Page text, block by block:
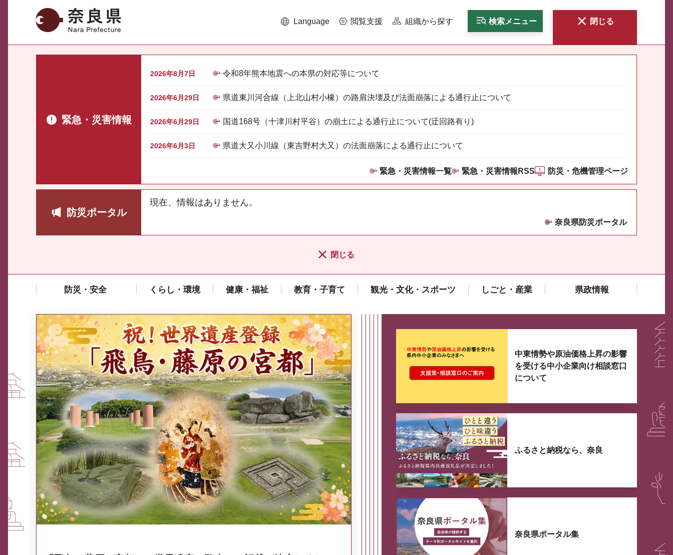
奈良県 Language 閲覧支援 組織から探す 検索メニュー 閉じる
緊急・災害情報
2026年8月7日 令和8年熊本地震への本県の対応等について
2026年6月29日 県道東川河合線（上北山村小橡）の路肩決壊及び法面崩落による通行止について
2026年6月29日 国道168号（十津川村平谷）の崩土による通行止について(迂回路有り)
2026年6月3日 県道大又小川線（東吉野村大又）の法面崩落による通行止について
緊急・災害情報一覧 緊急・災害情報RSS 防災・危機管理ページ
防災ポータル
現在、情報はありません。
奈良県防災ポータル
閉じる
防災・安全 くらし・環境 健康・福祉 教育・子育て 観光・文化・スポーツ しごと・産業 県政情報
ここから最大3つずつ情報が表示されるスライダーがあります。
中東情勢や原油価格上昇の影響
を受ける中小企業向け相談窓口
について
ふるさと納税なら、奈良
県広報誌「県民だより奈良」
2026年8月号
奈良県政策集
中東情勢や原油価格上昇の影響
を受ける中小企業向け相談窓口
について
ふるさと納税なら、奈良
奈良県ポータル集